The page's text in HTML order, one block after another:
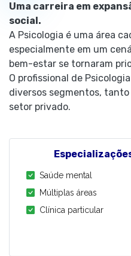
Uma carreira em
social.
A Psicologia é uma área
especialmente em um
bem-estar se tornaram
O profissional de
diversos segmentos,
setor privado.
Saúde mental
Múltiplas áreas
Clínica particular